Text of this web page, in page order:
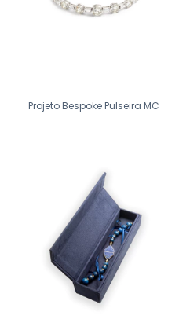
Projeto Bespoke Pulseira MC